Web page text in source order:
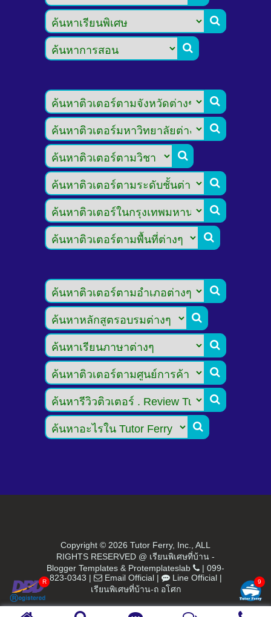














Copyright © 2026 Tutor Ferry, Inc., ALL
RIGHTS RESERVED @ เรียนพิเศษที่บ้าน -
Blogger Templates & Protemplateslab | 099-
823-0343 | Email Official| Line Official|
เรียนพิเศษที่บ้าน-ถ อโศก